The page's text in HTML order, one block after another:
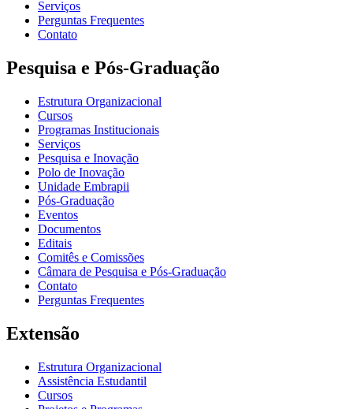
Serviços
Perguntas Frequentes
Contato
Pesquisa e Pós-Graduação
Estrutura Organizacional
Cursos
Programas Institucionais
Serviços
Pesquisa e Inovação
Polo de Inovação
Unidade Embrapii
Pós-Graduação
Eventos
Documentos
Editais
Comitês e Comissões
Câmara de Pesquisa e Pós-Graduação
Contato
Perguntas Frequentes
Extensão
Estrutura Organizacional
Assistência Estudantil
Cursos